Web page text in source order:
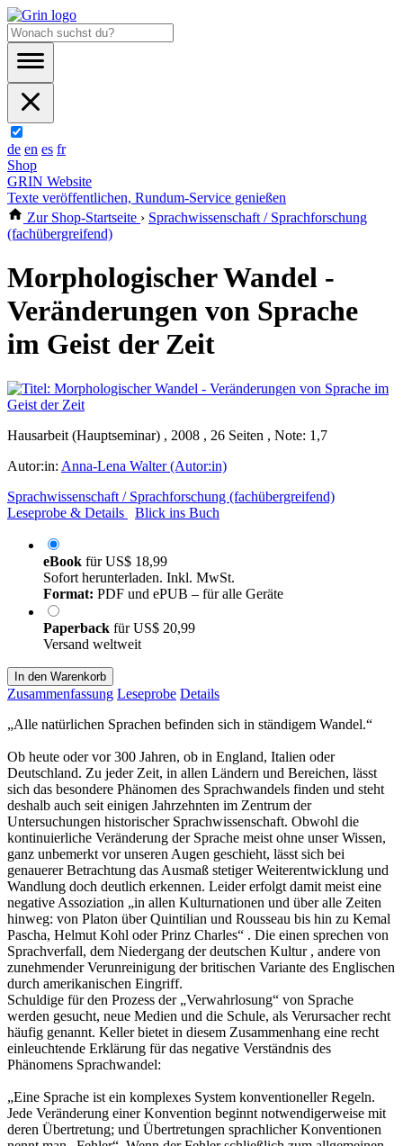
de en es fr
Shop
GRIN Website
Texte veröffentlichen, Rundum-Service genießen
Zur Shop-Startseite › Sprachwissenschaft / Sprachforschung
(fachübergreifend)
Morphologischer Wandel -
Veränderungen von Sprache
im Geist der Zeit
Hausarbeit (Hauptseminar) , 2008 , 26 Seiten , Note: 1,7
Autor:in: Anna-Lena Walter (Autor:in)
Sprachwissenschaft / Sprachforschung (fachübergreifend)
Leseprobe & Details
Blick ins Buch
eBook fürUS$ 18,99
Sofort herunterladen. Inkl. MwSt.
Format: PDF und ePUB – für alle Geräte
Paperback fürUS$ 20,99
Versand weltweit
In den Warenkorb
Zusammenfassung Leseprobe Details
„Alle natürlichen Sprachen befinden sich in ständigem Wandel.“
Ob heute oder vor 300 Jahren, ob in England, Italien oder
Deutschland. Zu jeder Zeit, in allen Ländern und Bereichen, lässt
sich das besondere Phänomen des Sprachwandels finden und steht
deshalb auch seit einigen Jahrzehnten im Zentrum der
Untersuchungen historischer Sprachwissenschaft. Obwohl die
kontinuierliche Veränderung der Sprache meist ohne unser Wissen,
ganz unbemerkt vor unseren Augen geschieht, lässt sich bei
genauerer Betrachtung das Ausmaß stetiger Weiterentwicklung und
Wandlung doch deutlich erkennen. Leider erfolgt damit meist eine
negative Assoziation „in allen Kulturnationen und über alle Zeiten
hinweg: von Platon über Quintilian und Rousseau bis hin zu Kemal
Pascha, Helmut Kohl oder Prinz Charles“ . Die einen sprechen von
Sprachverfall, dem Niedergang der deutschen Kultur , andere von
zunehmender Verunreinigung der britischen Variante des Englischen
durch amerikanischen Eingriff.
Schuldige für den Prozess der „Verwahrlosung“ von Sprache
werden gesucht, neue Medien und die Schule, als Verursacher recht
häufig genannt. Keller bietet in diesem Zusammenhang eine recht
einleuchtende Erklärung für das negative Verständnis des
Phänomens Sprachwandel:
„Eine Sprache ist ein komplexes System konventioneller Regeln.
Jede Veränderung einer Konvention beginnt notwendigerweise mit
deren Übertretung; und Übertretungen sprachlicher Konventionen